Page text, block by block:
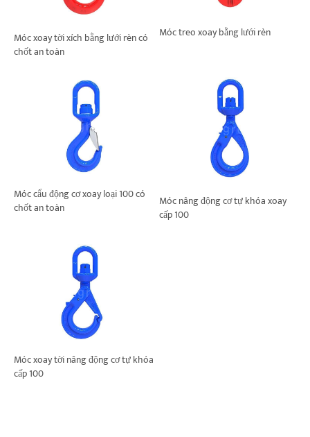
Móc xoay tời xích bằng lưới rèn có
chốt an toàn
Móc treo xoay bằng lưới rèn
Móc cẩu động cơ xoay loại 100 có
chốt an toàn
Móc nâng động cơ tự khóa xoay
cấp 100
Móc xoay tời nâng động cơ tự khóa
cấp 100